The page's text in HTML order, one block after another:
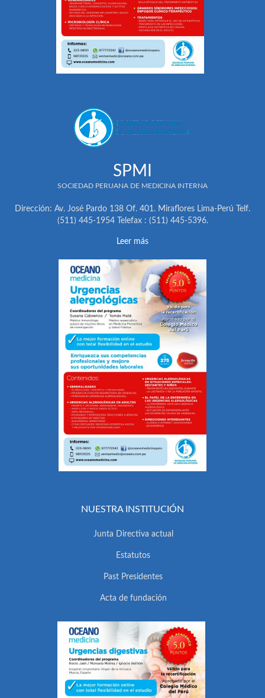
SPMI
SOCIEDAD PERUANA DE MEDICINA INTERNA
Dirección: Av. José Pardo 138 Of. 401. Miraflores Lima-Perú Telf.
(511) 445-1954 Telefax : (511) 445-5396.
Leer más
NUESTRA INSTITUCIÓN
Junta Directiva actual
Estatutos
Past Presidentes
Acta de fundación